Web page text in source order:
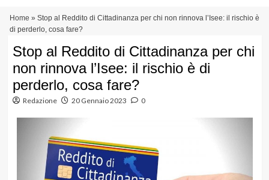
contenuto
principale
Home » Stop al Reddito di Cittadinanza per chi non rinnova l’Isee: il rischio è
di perderlo, cosa fare?
Stop al Reddito di Cittadinanza per chi
non rinnova l’Isee: il rischio è di
perderlo, cosa fare?
Redazione 20 Gennaio 2023 0